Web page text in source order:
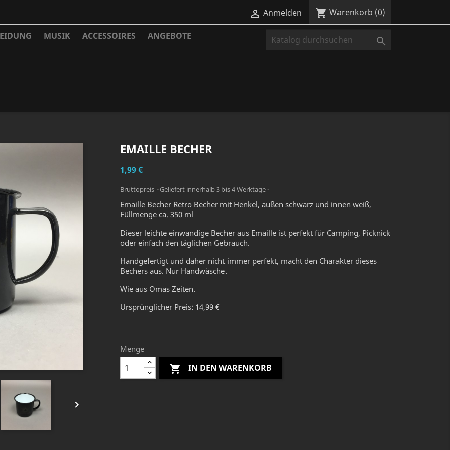
 Anmelden shopping_cart Warenkorb (0)
MUSIK ACCESSOIRES ANGEBOTE 

EMAILLE BECHER
1,99 €
Bruttopreis Geliefert innerhalb 3 bis 4 Werktage -
Emaille Becher Retro Becher mit Henkel, außen schwarz und innen weiß,
Füllmenge ca. 350 ml
Dieser leichte einwandige Becher aus Emaille ist perfekt für Camping, Picknick
oder einfach den täglichen Gebrauch.
Handgefertigt und daher nicht immer perfekt, macht den Charakter dieses
Bechers aus. Nur Handwäsche.
Wie aus Omas Zeiten.
Ursprünglicher Preis: 14,99 €
Menge
 IN DEN WARENKORB